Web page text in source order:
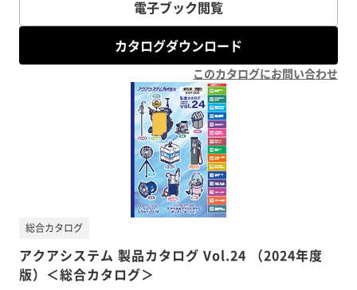
電子ブック閲覧
カタログダウンロード
このカタログにお問い合わせ
アクアシステム 製品カタログ Vol.24 （2024年度
版）＜総合カタログ＞
総合カタログ